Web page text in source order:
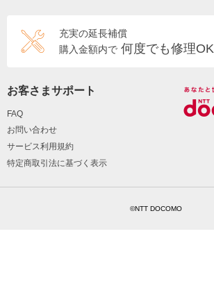
充実の延長補償
購入金額内で 何度でも修理OK
お客さまサポート
FAQ
お問い合わせ
サービス利用規約
特定商取引法に基づく表示
©NTT DOCOMO